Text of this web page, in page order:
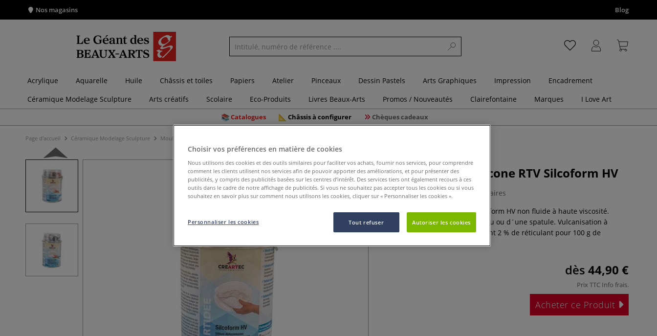
Nos magasins Blog
Acrylique Aquarelle Huile Châssis et toiles Papiers Atelier Pinceaux Dessin Pastels Arts Graphiques Impression
Encadrement
Céramique Modelage Sculpture
Arts créatifs Scolaire Eco-Produits Livres Beaux-Arts Promos / Nouveautés Clairefontaine Marques I Love Art
Catalogues Châssis à configurer Chèques cadeaux
Page d'accueil Céramique Modelage Sculpture Moulage
Caoutchouc de silicone RTV Silcoform HV
0 Commentaires
Caoutchouc de silicone RTV Silcoform HV non fluide à haute viscosité.
Application à l´aide d´un pinceau ou d´une spatule. Vulcanisation à
température ambiante en utilisant 2 % de réticulant pour 100 g de
Silcoform HV.
Plus
dès 44,90 €
Prix TTC Info frais.
Acheter ce Produit
Choisir vos préférences en matière de cookies
Nous utilisons des cookies et des outils similaires pour faciliter vos achats, fournir nos services, pour comprendre
comment les clients utilisent nos services afin de pouvoir apporter des améliorations, et pour présenter des
publicités, y compris des publicités basées sur les centres d’intérêt. Des services tiers ont également recours à ces
outils dans le cadre de notre affichage de publicités. Si vous ne souhaitez pas accepter tous les cookies ou si vous
souhaitez en savoir plus sur comment nous utilisons les cookies, cliquer sur « Personnaliser les cookies ».
Tout refuser Autoriser les cookies
Personnaliser les cookies